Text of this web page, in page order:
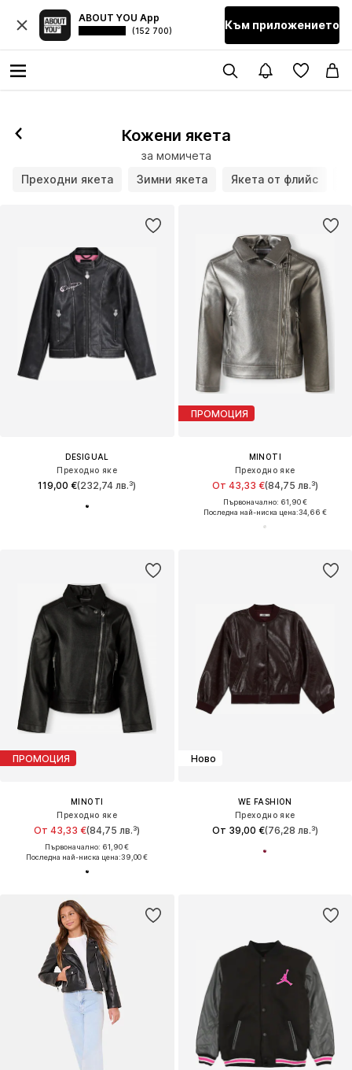
ABOUT YOU App
(152 700) Към приложението
Кожени якета
за момичета
Преходни якета
Зимни якета Якета от флийс
DESIGUAL
Преходно яке
119,00 €(232,74 лв.³)
ПРОМОЦИЯ
MINOTI
Преходно яке
От 43,33 €(84,75 лв.³)
Първоначално: 61,90 €
Последна най-ниска цена:34,66 €
ПРОМОЦИЯ
MINOTI
Преходно яке
От 43,33 €(84,75 лв.³)
Първоначално: 61,90 €
Последна най-ниска цена:39,00 €
Ново
WE FASHION
Преходно яке
От 39,00 €(76,28 лв.³)